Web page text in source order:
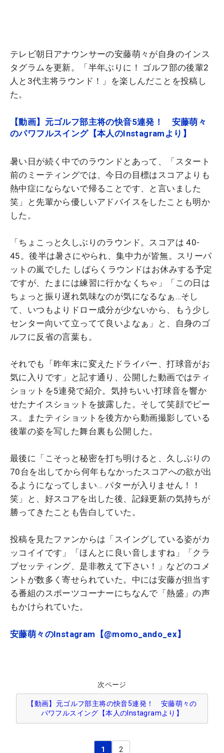
テレビ朝日アナウンサーの安藤萌々が自身のインス
タグラムを更新。「半年ぶりに！ ゴルフ部の後輩2
人と3代主将ラウンド！」を楽しんだことを投稿し
た。
【動画】元ゴルフ部主将の快音5連発！ 安藤萌々
のパワフルスイング【本人のInstagramより】
暑い日が続く中でのラウンドとあって、「スタート
前のミーティングでは、今日の目標はスコアよりも
熱中症にならないで帰ることです、と言いました
笑」と先輩から優しいアドバイスをしたことも明か
した。
「ちょこっと久しぶりのラウンド。スコアは 40-
45。後半は暑さにやられ、集中力が皆無。スリーパ
ットの嵐でした しばらくラウンドはお休みする予定
ですが、たまには練習に行かなくちゃ」「この日は
ちょっと振り遅れ気味なのが気になるなぁ…そし
て、いつもよりドロー成分が少ないから、もう少し
センター向いて立ってて良いよなぁ」と、自身のゴ
ルフに反省の言葉も。
それでも「昨年末に変えたドライバー、打球音がお
気に入りです」と記す通り、公開した動画ではティ
ショットを5連発で紹介。気持ちいい打球音を響か
せたナイスショットを披露した。そして笑顔でピー
ス。またティショットを後方から動画撮影している
後輩の姿を写した舞台裏も公開した。
最後に「こそっと秘密を打ち明けると、久しぶりの
70台を出してから何年もなかったスコアへの欲が出
るようになってしまい… パターが入りません！！
笑」と、好スコアを出した後、記録更新の気持ちが
勝ってきたことも告白していた。
投稿を見たファンからは「スイングしている姿がカ
ッコイイです」「ほんとに良い音しますね」「クラ
ブセッティング、是非教えて下さい！」などのコメ
ントが数多く寄せられていた。中には安藤が担当す
る番組のスポーツコーナーにちなんで「熱盛」の声
もかけられていた。
安藤萌々のInstagram【@momo_ando_ex】
次ページ
【動画】元ゴルフ部主将の快音5連発！ 安藤萌々の
パワフルスイング【本人のInstagramより】
1 2